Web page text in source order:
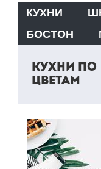
КУХНИ
БОСТОН
КУХНИ ПО
ЦВЕТАМ